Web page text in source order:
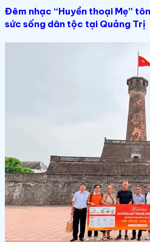
Đêm nhạc “Huyền thoại Mẹ”
sức sống dân tộc tại Quảng Trị